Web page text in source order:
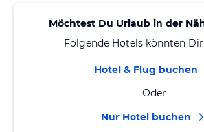
Möchtest Du Urlaub in der
Folgende Hotels könnten
Hotel & Flug buchen
Oder
Nur Hotel buchen